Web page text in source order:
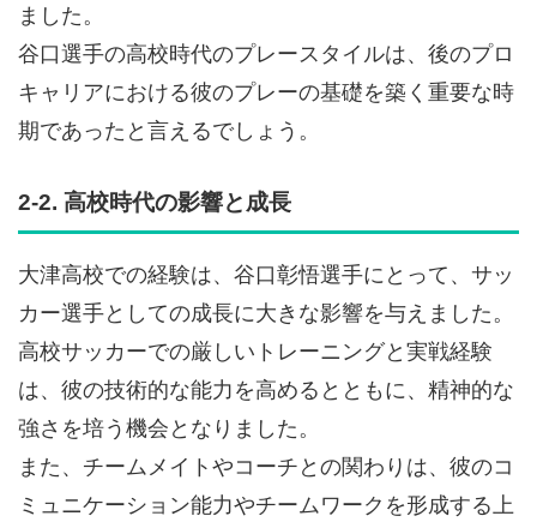
ました。
谷口選手の高校時代のプレースタイルは、後のプロ
キャリアにおける彼のプレーの基礎を築く重要な時
期であったと言えるでしょう。
2-2. 高校時代の影響と成長
大津高校での経験は、谷口彰悟選手にとって、サッ
カー選手としての成長に大きな影響を与えました。
高校サッカーでの厳しいトレーニングと実戦経験
は、彼の技術的な能力を高めるとともに、精神的な
強さを培う機会となりました。
また、チームメイトやコーチとの関わりは、彼のコ
ミュニケーション能力やチームワークを形成する上